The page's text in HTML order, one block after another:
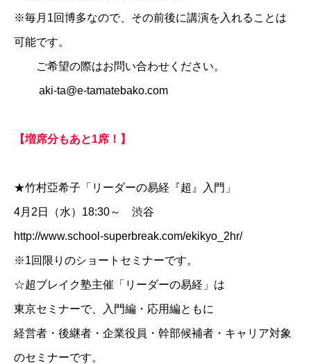
※毎月1回博多なので、その前後に講演を入れることは
可能です。
ご希望の際はお問い合わせください。
aki-ta@e-tamatebako.com
【増席分もあと1席！】
★竹村亞希子「リーダーの易経『超』入門」
4月2日（水）18:30～ 渋谷
http://www.school-superbreak.com/ekikyo_2hr/
※1回限りのショートセミナーです。
☆超ブレイク塾主催「リーダーの易経」は
東京セミナーで、入門編・応用編ともに
経営者・後継者・企業役員・幹部候補者・キャリア対象
のセミナーです。